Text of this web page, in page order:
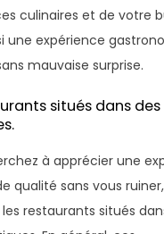
culinaires et de votre
une expérience
mauvaise surprise.
situés dans des
à apprécier une
qualité sans vous
restaurants situés